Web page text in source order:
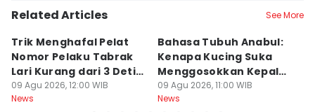
Related Articles See More
Trik Menghafal Pelat
Nomor Pelaku Tabrak
Lari Kurang dari 3 Detik
di Tengah Kepanikan
09 Agu 2026, 12:00 WIB
News
Bahasa Tubuh Anabul:
Kenapa Kucing Suka
Menggosokkan Kepala
ke Kaki Kita?
09 Agu 2026, 11:00 WIB
News